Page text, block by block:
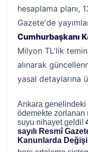
hesaplama planı,
Gazete'de
Cumhurbaşkanı
Milyon TL'lik
alınarak
yasal detaylarına
Ankara genelindeki
ödemekte zorlanan
suyu nihayet geldi!
sayılı Resmî
Kanunlarda